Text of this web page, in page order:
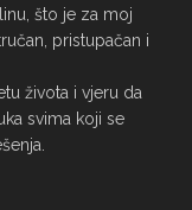
što je za moj
pristupačan i
života i vjeru da
svima koji se